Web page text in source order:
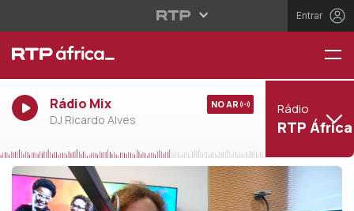
Entrar
Rádio Mix
DJ Ricardo Alves
NO AR Rádio
RTP África